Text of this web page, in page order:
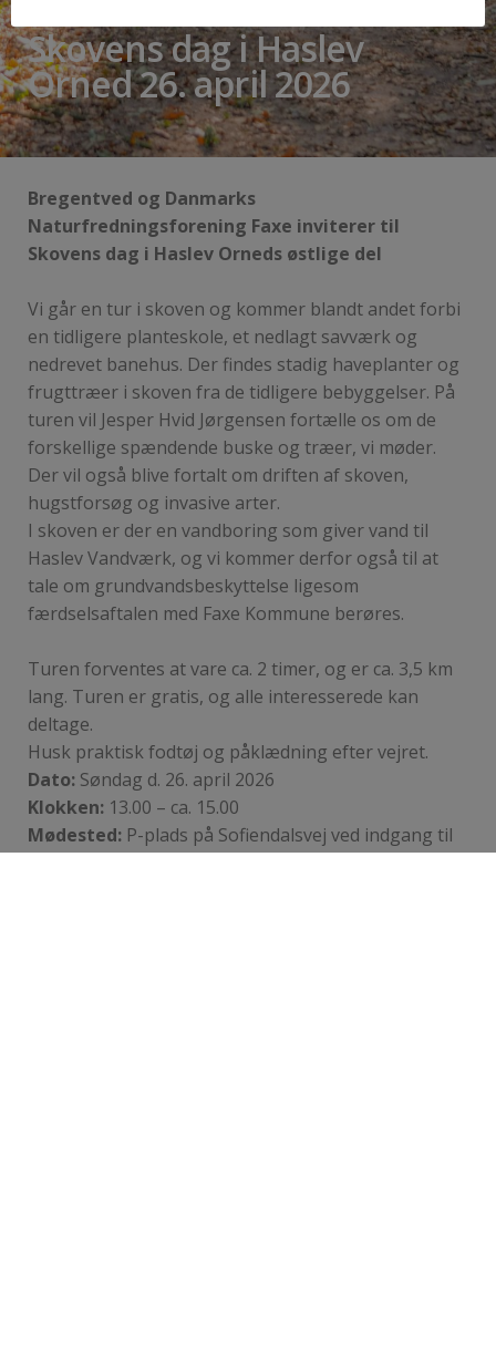
Skovens dag i Haslev
Orned 26. april 2026
Bregentved og Danmarks
Naturfredningsforening Faxe inviterer til
Skovens dag i Haslev Orneds østlige del
Vi går en tur i skoven og kommer blandt andet forbi
en tidligere planteskole, et nedlagt savværk og
nedrevet banehus. Der findes stadig haveplanter og
frugttræer i skoven fra de tidligere bebyggelser. På
turen vil Jesper Hvid Jørgensen fortælle os om de
forskellige spændende buske og træer, vi møder.
Der vil også blive fortalt om driften af skoven,
hugstforsøg og invasive arter.
I skoven er der en vandboring som giver vand til
Haslev Vandværk, og vi kommer derfor også til at
tale om grundvandsbeskyttelse ligesom
færdselsaftalen med Faxe Kommune berøres.
Turen forventes at vare ca. 2 timer, og er ca. 3,5 km
lang. Turen er gratis, og alle interesserede kan
deltage.
Husk praktisk fodtøj og påklædning efter vejret.
Dato: Søndag d. 26. april 2026
Klokken: 13.00 – ca. 15.00
Mødested: P-plads på Sofiendalsvej ved indgang til